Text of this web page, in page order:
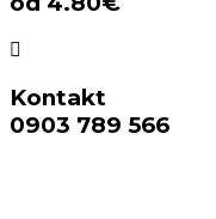
Kontakt
0903 789 566